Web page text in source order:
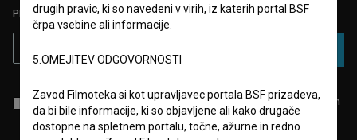
PRIJAVITE SE NA BSF NOVIČNIK:
Sprejemamsplošne pogojein dajemsoglasjeza zbiranje, hrambo in
obdelavo osebnih podatkov.
drugih pravic, ki so navedeni v virih, iz katerih portal BSF
črpa vsebine ali informacije.
5.OMEJITEV ODGOVORNOSTI
Zavod Filmoteka si kot upravljavec portala BSF prizadeva,
da bi bile informacije, ki so objavljene ali kako drugače
dostopne na spletnem portalu, točne, ažurne in redno